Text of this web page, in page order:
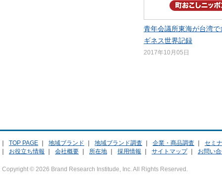
青年会議所東海が台湾で
ギネス世界記録
2017年10月05日
TOP PAGE 地域ブランド 地域ブランド調査 企業・商品調査
セミ
お役立ち情報 会社概要 所在地 採用情報 サイトマップ｜ お問い
Copyright © 2026 Brand Research Institude, Inc. All Rights Reserved.